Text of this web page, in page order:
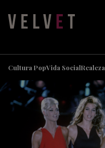
Cultura PopVida SocialRealeza